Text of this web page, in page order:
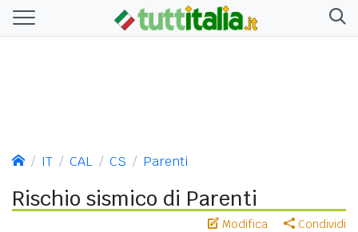
IT CAL CS Parenti
Rischio sismico di Parenti
Modifica Condividi